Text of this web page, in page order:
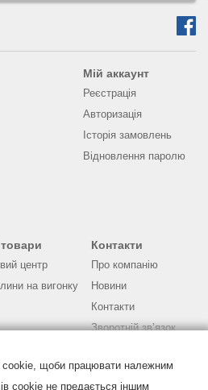
Мій аккаунт
Реєстрація
Авторизація
Історія замовлень
Відновлення паролю
товари
центр
на вигонку
Контакти
Про компанію
Новини
Контакти
Зворотній зв’язок
щоби працювати належним
cookie не предається іншим